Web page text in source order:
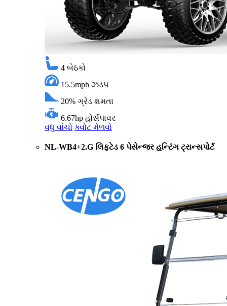
4 બેઠકો
15.5mph ઝડપ
20% ગ્રેડ ક્ષમતા
6.67hp હોર્સપાવર
વધુ વાંચો ક્વોટ મેળવો
NL-WB4+2.G લિફ્ટેડ 6 પેસેન્જર હન્ટિંગ ટ્રાન્સપોર્ટ